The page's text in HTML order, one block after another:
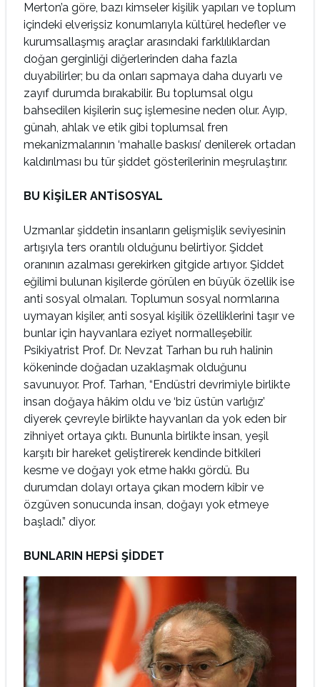
Merton’a göre, bazı kimseler kişilik yapıları ve toplum
içindeki elverişsiz konumlarıyla kültürel hedefler ve
kurumsallaşmış araçlar arasındaki farklılıklardan
doğan gerginliği diğerlerinden daha fazla
duyabilirler; bu da onları sapmaya daha duyarlı ve
zayıf durumda bırakabilir. Bu toplumsal olgu
bahsedilen kişilerin suç işlemesine neden olur. Ayıp,
günah, ahlak ve etik gibi toplumsal fren
mekanizmalarının ‘mahalle baskısı’ denilerek ortadan
kaldırılması bu tür şiddet gösterilerinin meşrulaştırır.
BU KİŞİLER ANTİSOSYAL
Uzmanlar şiddetin insanların gelişmişlik seviyesinin
artışıyla ters orantılı olduğunu belirtiyor. Şiddet
oranının azalması gerekirken gitgide artıyor. Şiddet
eğilimi bulunan kişilerde görülen en büyük özellik ise
anti sosyal olmaları. Toplumun sosyal normlarına
uymayan kişiler, anti sosyal kişilik özelliklerini taşır ve
bunlar için hayvanlara eziyet normalleşebilir.
Psikiyatrist Prof. Dr. Nevzat Tarhan bu ruh halinin
kökeninde doğadan uzaklaşmak olduğunu
savunuyor. Prof. Tarhan, “Endüstri devrimiyle birlikte
insan doğaya hâkim oldu ve ‘biz üstün varlığız’
diyerek çevreyle birlikte hayvanları da yok eden bir
zihniyet ortaya çıktı. Bununla birlikte insan, yeşil
karşıtı bir hareket geliştirerek kendinde bitkileri
kesme ve doğayı yok etme hakkı gördü. Bu
durumdan dolayı ortaya çıkan modern kibir ve
özgüven sonucunda insan, doğayı yok etmeye
başladı.” diyor.
BUNLARIN HEPSİ ŞİDDET